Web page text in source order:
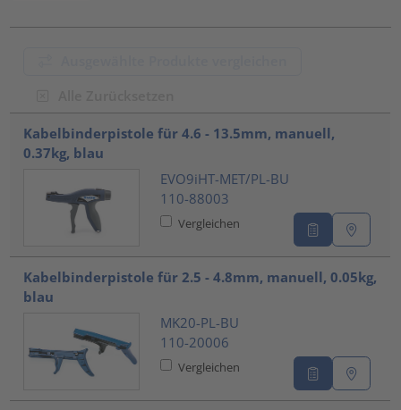
Kabelbinderpistole für 4.6 - 13.5mm, manuell,
0.37kg, blau
EVO9iHT-MET/PL-BU
110-88003
Vergleichen
Kabelbinderpistole für 2.5 - 4.8mm, manuell, 0.05kg,
blau
MK20-PL-BU
110-20006
Vergleichen